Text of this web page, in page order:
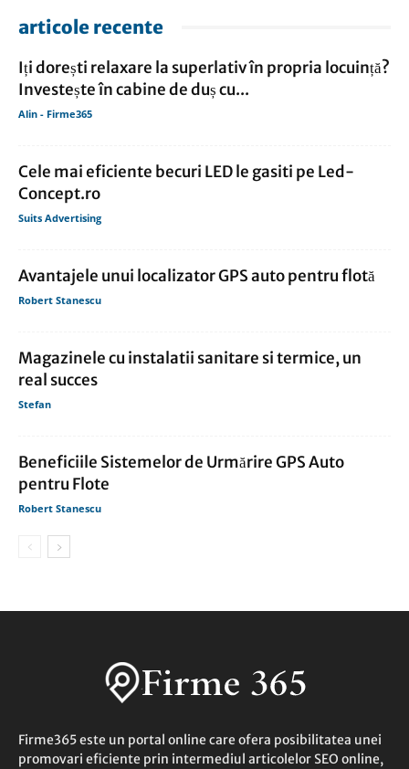
articole recente
Iți dorești relaxare la superlativ în propria locuință?
Investește în cabine de duș cu...
Alin - Firme365
Cele mai eficiente becuri LED le gasiti pe Led-
Concept.ro
Suits Advertising
Avantajele unui localizator GPS auto pentru flotă
Robert Stanescu
Magazinele cu instalatii sanitare si termice, un
real succes
Stefan
Beneficiile Sistemelor de Urmărire GPS Auto
pentru Flote
Robert Stanescu
Firme365 este un portal online care ofera posibilitatea unei
promovari eficiente prin intermediul articolelor SEO online,